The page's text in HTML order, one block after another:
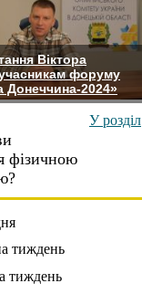
Віктора
форуму
Донеччина-2024»
У розділ
фізичною
тиждень
тиждень